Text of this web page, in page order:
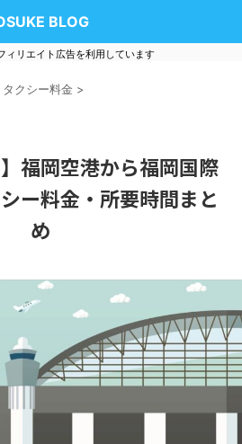
BLOG
ィリエイト広告を利用しています
タクシー料金 >
】福岡空港から福岡国際
ー料金・所要時間まと
め